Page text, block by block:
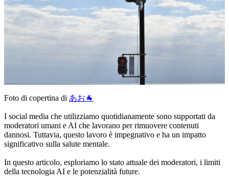
Foto di copertina di あお🐐
I social media che utilizziamo quotidianamente sono supportati da
moderatori umani e AI che lavorano per rimuovere contenuti
dannosi. Tuttavia, questo lavoro è impegnativo e ha un impatto
significativo sulla salute mentale.
In questo articolo, esploriamo lo stato attuale dei moderatori, i limiti
della tecnologia AI e le potenzialità future.